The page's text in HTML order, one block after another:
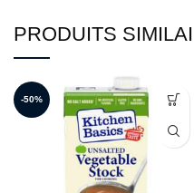
PRODUITS
-50%